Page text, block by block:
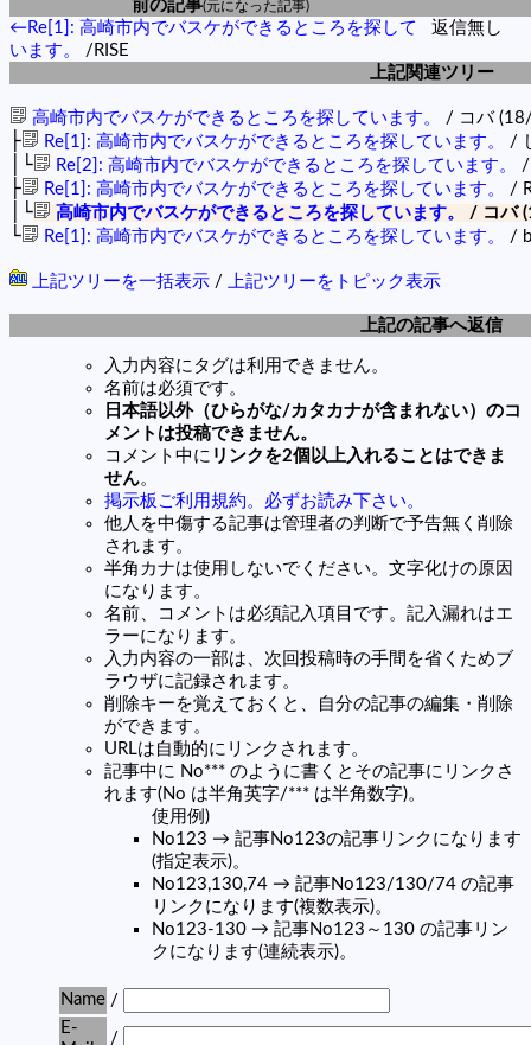
前の記事(元になった記事)
←Re[1]: 高崎市内でバスケができるところを探して
います。
/RISE
返信無し
上記関連ツリー
高崎市内でバスケができるところを探しています。 / コバ
├ Re[1]: 高崎市内でバスケができるところを探しています。 /
│└ Re[2]: 高崎市内でバスケができるところを探しています。 /
├ Re[1]: 高崎市内でバスケができるところを探しています。 /
│└ 高崎市内でバスケができるところを探しています。 / コバ
└ Re[1]: 高崎市内でバスケができるところを探しています。 /
上記ツリーを一括表示 / 上記ツリーをトピック表示
上記の記事へ返信
入力内容にタグは利用できません。
名前は必須です。
日本語以外（ひらがな/カタカナが含まれない）のコ
メントは投稿できません。
コメント中に リンクを2個以上入れることはできま
せん。
掲示板ご利用規約。必ずお読み下さい。
他人を中傷する記事は管理者の判断で予告無く削除
されます。
半角カナは使用しないでください。文字化けの原因
になります。
名前、コメントは必須記入項目です。記入漏れはエ
ラーになります。
入力内容の一部は、次回投稿時の手間を省くためブ
ラウザに記録されます。
削除キーを覚えておくと、自分の記事の編集・削除
ができます。
URLは自動的にリンクされます。
記事中に No*** のように書くとその記事にリンクさ
れます(No は半角英字/*** は半角数字)。
使用例)
No123 → 記事No123の記事リンクになります
(指定表示)。
No123,130,74 → 記事No123/130/74 の記事
リンクになります(複数表示)。
No123-130 → 記事No123～130 の記事リン
クになります(連続表示)。
Name /
E-
/